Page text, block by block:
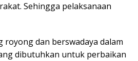
Sehingga pelaksanaan
dan berswadaya dalam
dibutuhkan untuk perbaikan